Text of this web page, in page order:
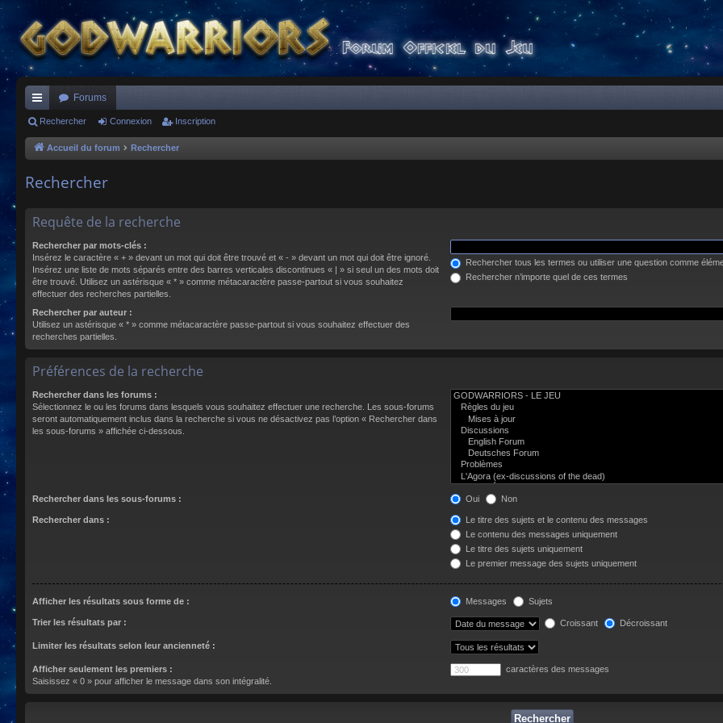
ac
co
s
Forums
Rechercher Connexion Inscription
Accueil du forum Rechercher
Rechercher
Requête de la recherche
Rechercher par mots-clés :
Insérez le caractère « + » devant un mot qui doit être trouvé et « - » devant un mot qui doit être ignoré.
Insérez une liste de mots séparés entre des barres verticales discontinues « | » si seul un des mots doit
être trouvé. Utilisez un astérisque « * » comme métacaractère passe-partout si vous souhaitez
effectuer des recherches partielles.
Rechercher tous les termes ou utiliser une question comme
Rechercher n’importe quel de ces termes
Rechercher par auteur :
Utilisez un astérisque « * » comme métacaractère passe-partout si vous souhaitez effectuer des
recherches partielles.
Préférences de la recherche
Rechercher dans les forums :
Sélectionnez le ou les forums dans lesquels vous souhaitez effectuer une recherche. Les sous-forums
seront automatiquement inclus dans la recherche si vous ne désactivez pas l’option « Rechercher dans
les sous-forums » affichée ci-dessous.
Rechercher dans les sous-forums : Oui Non
Rechercher dans :
Le titre des sujets et le contenu des messages
Le contenu des messages uniquement
Le titre des sujets uniquement
Le premier message des sujets uniquement
Afficher les résultats sous forme de : Messages Sujets
Trier les résultats par : Croissant Décroissant
Limiter les résultats selon leur ancienneté :
Afficher seulement les premiers :
Saisissez « 0 » pour afficher le message dans son intégralité.
caractères des messages